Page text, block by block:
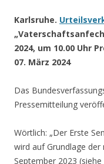
Karlsruhe.
2024, um 10.00 Uhr
07. März 2024
Das
Pressemitteilung
Wörtlich: „Der Erste
wird auf Grundlage der
September 2023